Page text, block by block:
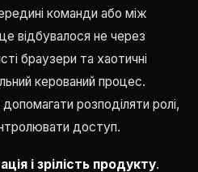
команди або між
відбувалося не через
браузери та хаотичні
керований процес.
розподіляти ролі,
доступ.
і зрілість продукту.